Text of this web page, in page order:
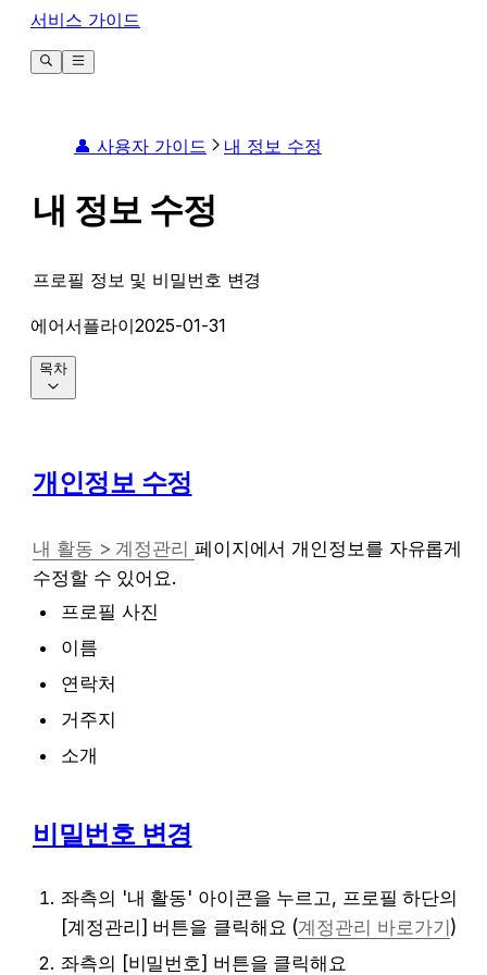
서비스 가이드
👤 사용자 가이드 내 정보 수정
내 정보 수정
프로필 정보 및 비밀번호 변경
에어서플라이2025-01-31
개인정보 수정
내 활동 > 계정관리 페이지에서 개인정보를 자유롭게
수정할 수 있어요.
프로필 사진
이름
연락처
거주지
소개
비밀번호 변경
좌측의 '내 활동' 아이콘을 누르고, 프로필 하단의
[계정관리] 버튼을 클릭해요 (계정관리 바로가기)
좌측의 [비밀번호] 버튼을 클릭해요
목차